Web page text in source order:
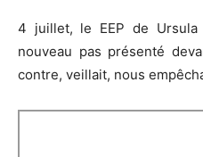
4 juillet, le EEP de Ursula
nouveau pas présenté
contre, veillait, nous